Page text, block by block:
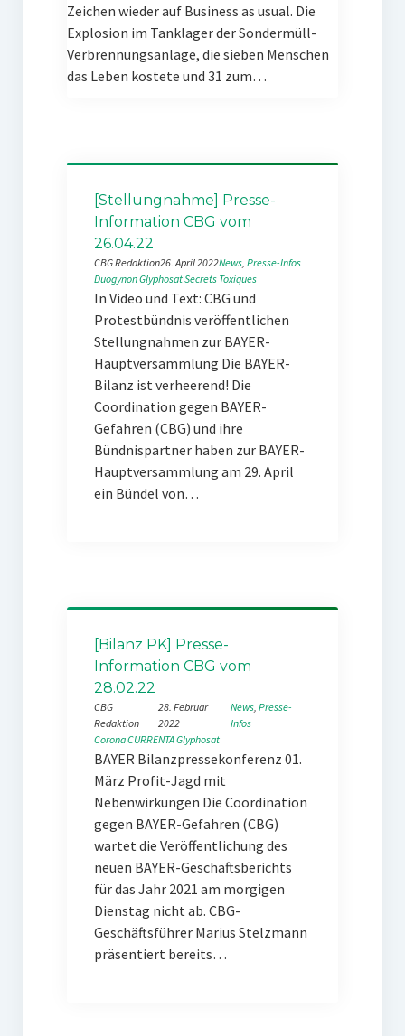
Zeichen wieder auf Business as usual. Die
Explosion im Tanklager der Sondermüll-
Verbrennungsanlage, die sieben Menschen
das Leben kostete und 31 zum…
[Stellungnahme] Presse-
Information CBG vom
26.04.22
CBG Redaktion26. April 2022News, Presse-Infos
DuogynonGlyphosatSecrets Toxiques
In Video und Text: CBG und
Protestbündnis veröffentlichen
Stellungnahmen zur BAYER-
Hauptversammlung Die BAYER-
Bilanz ist verheerend! Die
Coordination gegen BAYER-
Gefahren (CBG) und ihre
Bündnispartner haben zur BAYER-
Hauptversammlung am 29. April
ein Bündel von…
[Bilanz PK] Presse-
Information CBG vom
28.02.22
CBG
Redaktion
28. Februar
2022
News, Presse-
Infos
CoronaCURRENTAGlyphosat
BAYER Bilanzpressekonferenz 01.
März Profit-Jagd mit
Nebenwirkungen Die Coordination
gegen BAYER-Gefahren (CBG)
wartet die Veröffentlichung des
neuen BAYER-Geschäftsberichts
für das Jahr 2021 am morgigen
Dienstag nicht ab. CBG-
Geschäftsführer Marius Stelzmann
präsentiert bereits…